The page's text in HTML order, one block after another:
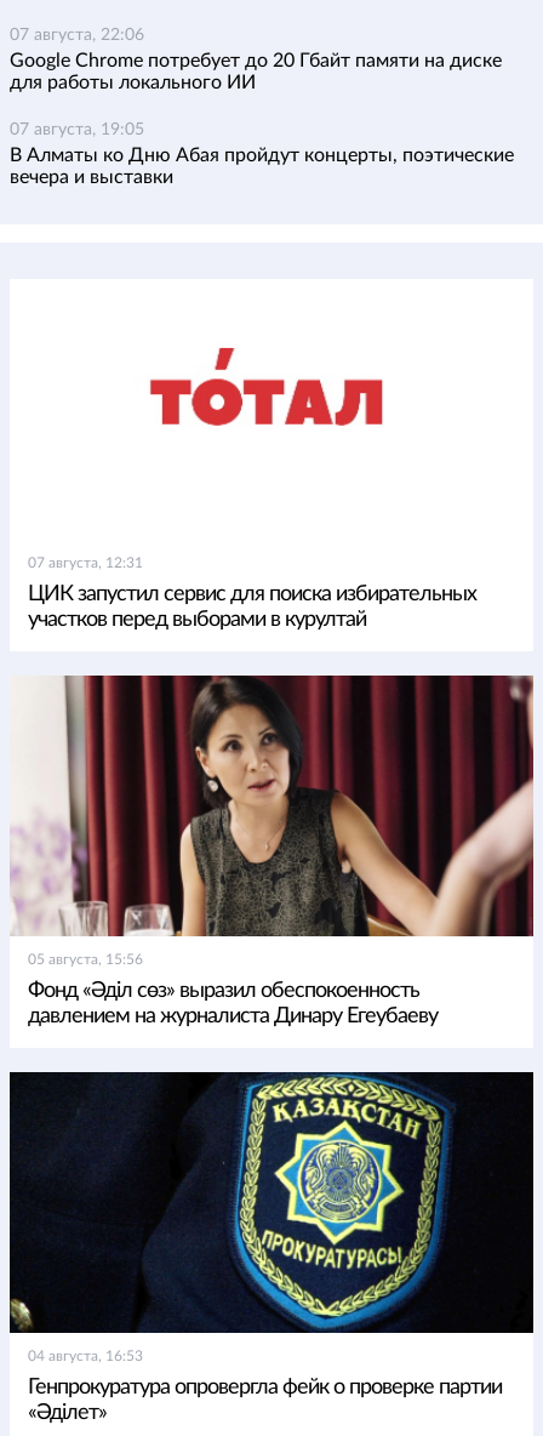
07 августа, 22:06
Google Chrome потребует до 20 Гбайт памяти на диске
для работы локального ИИ
07 августа, 19:05
В Алматы ко Дню Абая пройдут концерты, поэтические
вечера и выставки
07 августа, 12:31
ЦИК запустил сервис для поиска избирательных
участков перед выборами в курултай
05 августа, 15:56
Фонд «Әділ сөз» выразил обеспокоенность
давлением на журналиста Динару Егеубаеву
04 августа, 16:53
Генпрокуратура опровергла фейк о проверке партии
«Әділет»